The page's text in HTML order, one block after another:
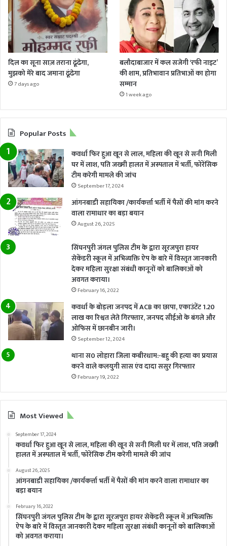
दिल का सूना साज़ तराना ढूंढेगा,
मुझको मेरे बाद जमाना ढूंढेगा
7 days ago
बलौदाबाजार में कल सजेगी ‘रफी नाइट’
की शाम, प्रतिभावान प्रतिभाओं का होगा
सम्मान
1 week ago
Popular Posts
कवर्धा फिर हुआ खून से लाल, महिला की खून से सनी मिली
घर में लाश, पति जख्मी हालत में अस्पताल में भर्ती, फोरेंसिक
टीम करेगी मामले की जांच
September 17, 2024
आंगनबाडी सहायिका /कार्यकर्त्ता भर्ती में पैसों की मांग करने
वाला रामाधार का बड़ा बयान
August 26, 2025
सिंघनपुरी जंगल पुलिस टीम के द्वारा सूरजपुरा हायर
सेकेंडरी स्कूल में अभिव्यक्ति ऐप के बारे में विस्तृत जानकारी
देकर महिला सुरक्षा संबंधी कानूनों को बालिकाओं को
अवगत कराया।
February 16, 2022
कवर्धा के बोड़ला जनपद में ACB का छापा, एकाउंटेंट 1.20
लाख का रिश्वत लेते गिरफ्तार, जनपद सीईओ के बंगले और
ओफिस में छानबीन जारी।
September 12, 2024
थाना स0 लोहारा जिला कबीरधाम:-बहु की हत्या का प्रयास
करने वाले कलयुगी सास एंव दादा ससुर गिरफ्तार
February 19, 2022
Most Viewed
September 17, 2024
कवर्धा फिर हुआ खून से लाल, महिला की खून से सनी मिली घर में लाश, पति जख्मी
हालत में अस्पताल में भर्ती, फोरेंसिक टीम करेगी मामले की जांच
August 26, 2025
आंगनबाडी सहायिका /कार्यकर्त्ता भर्ती में पैसों की मांग करने वाला रामाधार का
बड़ा बयान
February 16, 2022
सिंघनपुरी जंगल पुलिस टीम के द्वारा सूरजपुरा हायर सेकेंडरी स्कूल में अभिव्यक्ति
ऐप के बारे में विस्तृत जानकारी देकर महिला सुरक्षा संबंधी कानूनों को बालिकाओं
को अवगत कराया।